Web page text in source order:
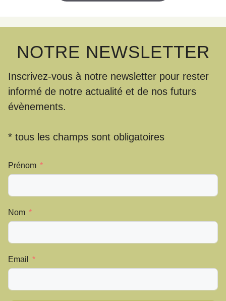
NOTRE NEWSLETTER
Inscrivez-vous à notre newsletter pour rester
informé de notre actualité et de nos futurs
évènements.
* tous les champs sont obligatoires
Prénom
Nom
Email